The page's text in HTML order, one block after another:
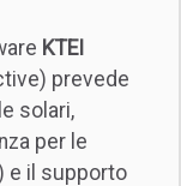
KTEI
prevede
solari,
per le
e il supporto